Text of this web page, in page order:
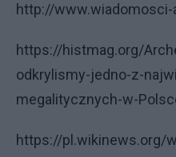
http://
https://histmag.org/
odkrylismy-jedno-z-
megalitycznych-w-
https://pl.wikinews.org/